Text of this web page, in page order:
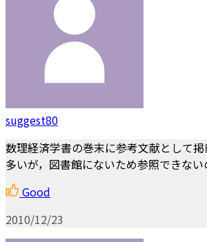
suggest80
数理経済学書の巻末に参考文献として
多いが，図書館にないため参照できない
Good
2010/12/23